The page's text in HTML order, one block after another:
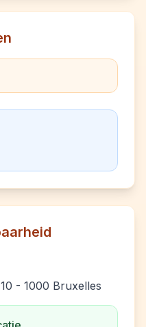
- 1000 Bruxelles